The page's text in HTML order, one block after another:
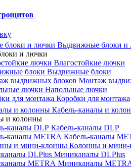
Выдвижные блоки и
и лючки
Влагостойкие лючки
Выдвижные блоки
Монтаж
Напольные лючки
Коробки для монтажа
Кабель-каналы и
и колонны
Кабель-каналы DLP
Кабель-каналы
Колонны и
Миниканалы DLPlus
Миниканалы